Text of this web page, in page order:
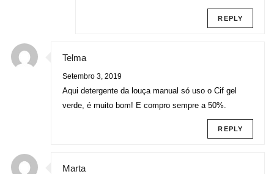
REPLY
Telma
Setembro 3, 2019
Aqui detergente da louça manual só uso o Cif gel
verde, é muito bom! E compro sempre a 50%.
REPLY
Marta